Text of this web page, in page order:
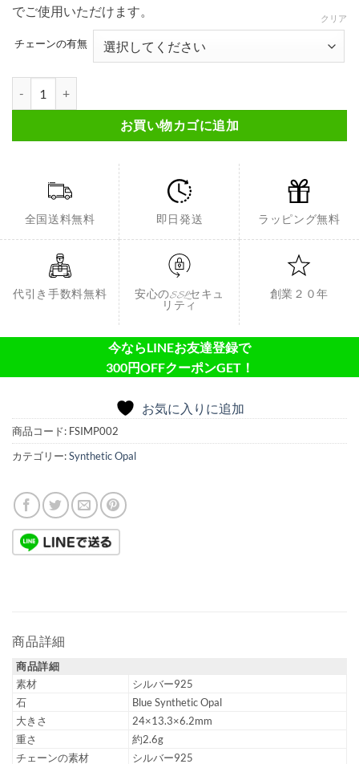
でご使用いただけます。
チェーンの有無
クリア
お買い物カゴに追加
全国送料無料 即日発送 ラッピング無料
代引き手数料無料
安心のSSLセキュ
リティ
創業２０年
今ならLINEお友達登録で
300円OFFクーポンGET！
お気に入りに追加
商品コード: FSIMP002
カテゴリー:Synthetic Opal
商品詳細
商品詳細
素材
シルバー925
石
Blue Synthetic Opal
大きさ
24×13.3×6.2mm
重さ
約2.6g
チェーンの素材
シルバー925